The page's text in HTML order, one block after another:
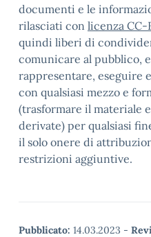
documenti e le
rilasciati con licenza CC-
quindi liberi di
comunicare al pubblico,
rappresentare, eseguire
con qualsiasi mezzo e
(trasformare il materiale
derivate) per qualsiasi
il solo onere di
restrizioni aggiuntive.
Pubblicato: 14.03.2023 -